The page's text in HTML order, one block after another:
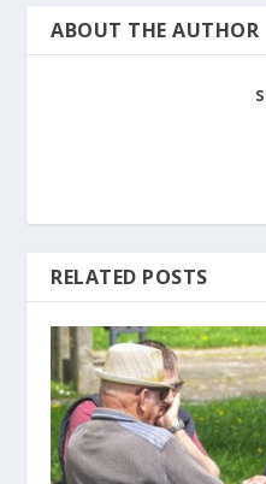
ABOUT THE AUTHOR
RELATED POSTS